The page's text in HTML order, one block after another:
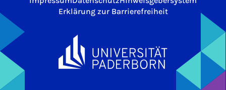
Erklärung zur Barrierefreiheit